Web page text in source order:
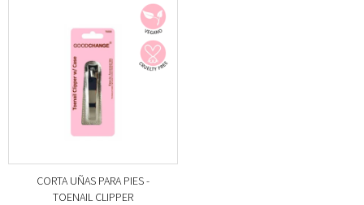
CORTA UÑAS PARA PIES -
TOENAIL CLIPPER